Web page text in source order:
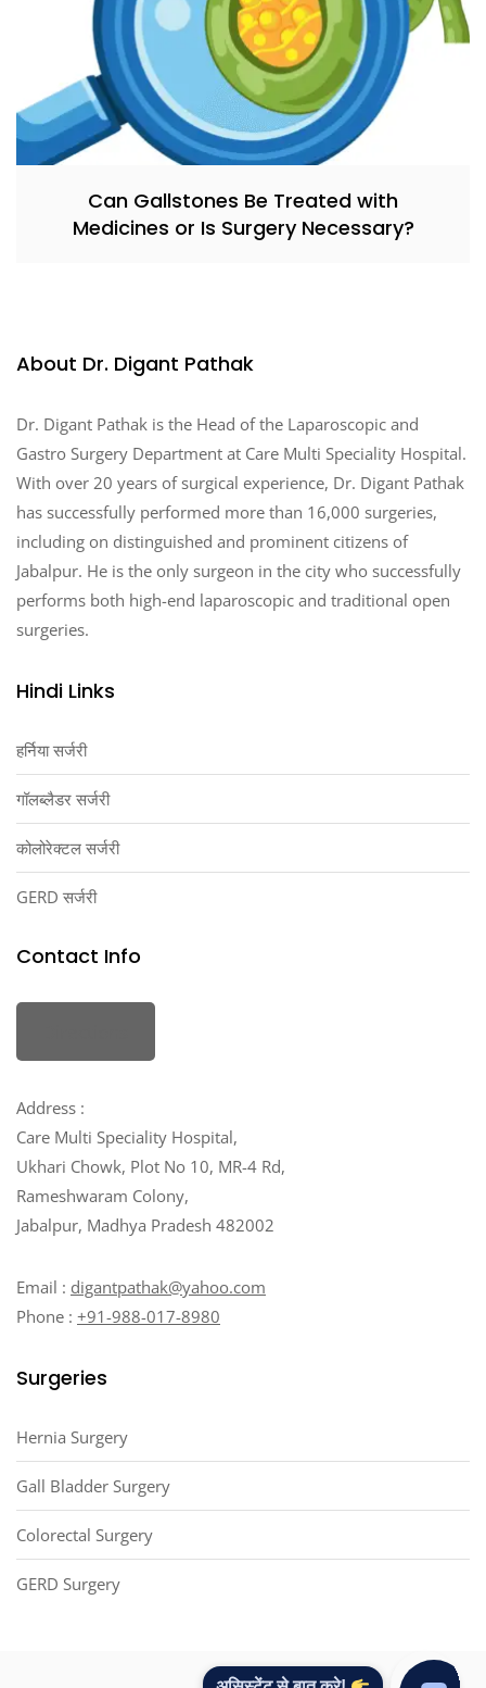
Can Gallstones Be Treated with
Medicines or Is Surgery Necessary?
About Dr. Digant Pathak
Dr. Digant Pathak is the Head of the Laparoscopic and
Gastro Surgery Department at Care Multi Speciality Hospital.
With over 20 years of surgical experience, Dr. Digant Pathak
has successfully performed more than 16,000 surgeries,
including on distinguished and prominent citizens of
Jabalpur. He is the only surgeon in the city who successfully
performs both high-end laparoscopic and traditional open
surgeries.
Hindi Links
हर्निया सर्जरी
गॉलब्लैडर सर्जरी
कोलोरेक्टल सर्जरी
GERD सर्जरी
Contact Info
Address :
Care Multi Speciality Hospital,
Ukhari Chowk, Plot No 10, MR-4 Rd,
Rameshwaram Colony,
Jabalpur, Madhya Pradesh 482002
Email : digantpathak@yahoo.com
Phone : +91-988-017-8980
Surgeries
Hernia Surgery
Gall Bladder Surgery
Colorectal Surgery
GERD Surgery